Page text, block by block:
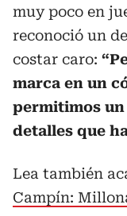
muy poco en
reconoció un
costar caro:
marca en un
permitimos un
detalles que
Lea también
Campín: